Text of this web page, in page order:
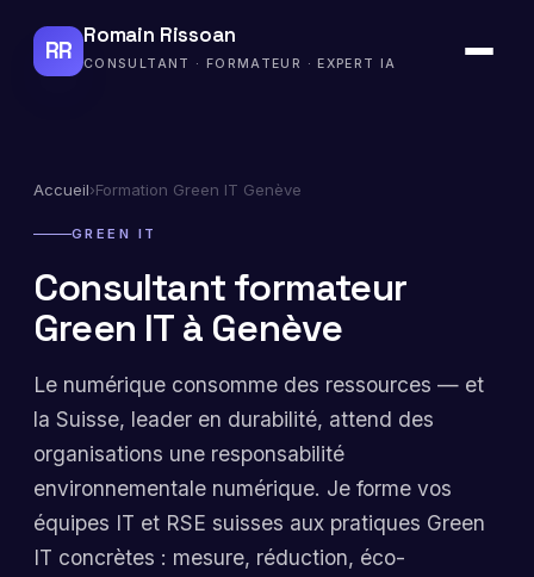
RR
Romain Rissoan
CONSULTANT · FORMATEUR · EXPERT IA
Accueil›Formation Green IT Genève
GREEN IT
Consultant formateur
Green IT à Genève
Le numérique consomme des ressources — et
la Suisse, leader en durabilité, attend des
organisations une responsabilité
environnementale numérique. Je forme vos
équipes IT et RSE suisses aux pratiques Green
IT concrètes : mesure, réduction, éco-